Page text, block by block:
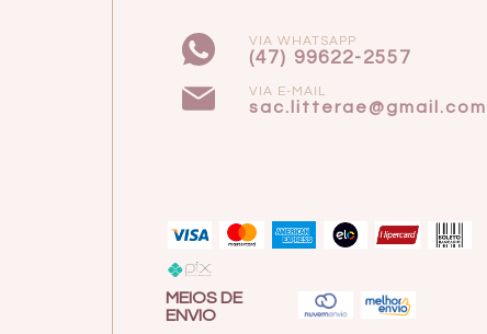
VIA WHATSAPP
(47) 99622-2557
VIA E-MAIL
sac.litterae@gmail.com
MEIOS DE
ENVIO